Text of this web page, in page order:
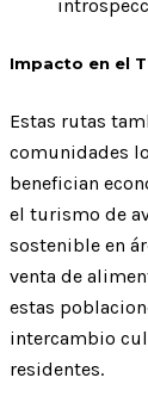
Impacto en el
Estas rutas
comunidades
benefician
el turismo de
sostenible en
venta de
estas
intercambio
residentes.